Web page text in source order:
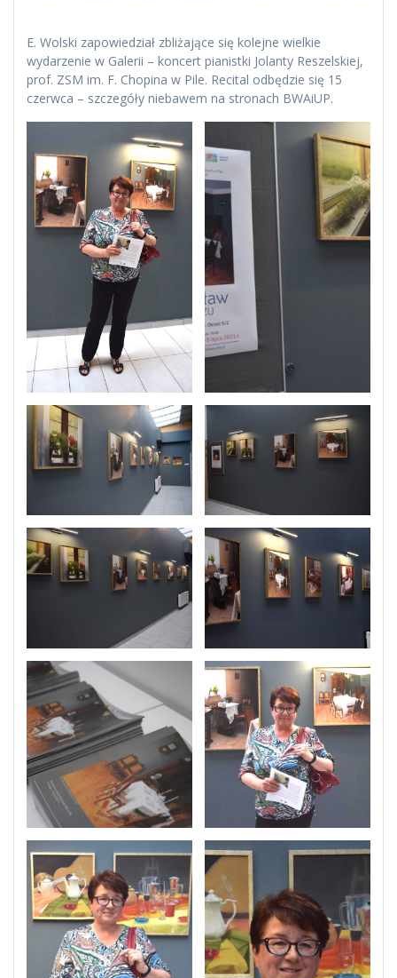
E. Wolski zapowiedział zbliżające się kolejne wielkie
wydarzenie w Galerii – koncert pianistki Jolanty Reszelskiej,
prof. ZSM im. F. Chopina w Pile. Recital odbędzie się 15
czerwca – szczegóły niebawem na stronach BWAiUP.